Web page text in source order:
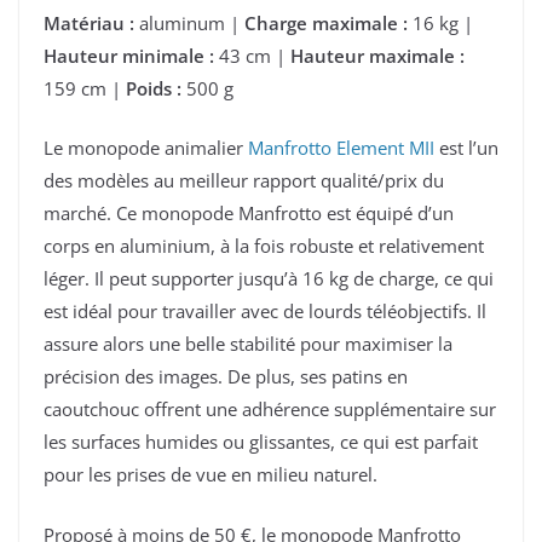
Matériau : aluminum | Charge maximale : 16 kg |
Hauteur minimale : 43 cm | Hauteur maximale :
159 cm | Poids : 500 g
Le monopode animalier Manfrotto Element MII est l’un
des modèles au meilleur rapport qualité/prix du
marché. Ce monopode Manfrotto est équipé d’un
corps en aluminium, à la fois robuste et relativement
léger. Il peut supporter jusqu’à 16 kg de charge, ce qui
est idéal pour travailler avec de lourds téléobjectifs. Il
assure alors une belle stabilité pour maximiser la
précision des images. De plus, ses patins en
caoutchouc offrent une adhérence supplémentaire sur
les surfaces humides ou glissantes, ce qui est parfait
pour les prises de vue en milieu naturel.
Proposé à moins de 50 €, le monopode Manfrotto